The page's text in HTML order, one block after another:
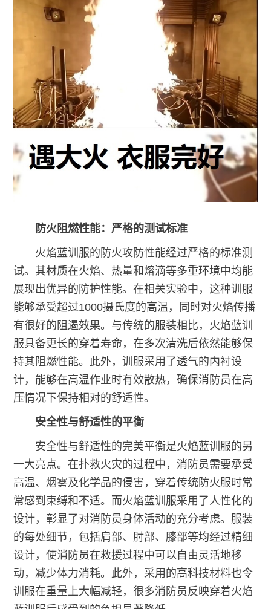
防火阻燃性能：严格的测试标准
火焰蓝训服的防火攻防性能经过严格的标准测
试。其材质在火焰、热量和熔滴等多重环境中均能
展现出优异的防护性能。在相关实验中，这种训服
能够承受超过1000摄氏度的高温，同时对火焰传播
有很好的阻遏效果。与传统的服装相比，火焰蓝训
服具备更长的穿着寿命，在多次清洗后依然能够保
持其阻燃性能。此外，训服采用了透气的内衬设
计，能够在高温作业时有效散热，确保消防员在高
压情况下保持相对的舒适性。
安全性与舒适性的平衡
安全性与舒适性的完美平衡是火焰蓝训服的另
一大亮点。在扑救火灾的过程中，消防员需要承受
高温、烟雾及化学品的侵害，穿着传统防火服时常
常感到束缚和不适。而火焰蓝训服采用了人性化的
设计，彰显了对消防员身体活动的充分考虑。服装
的每处细节，包括肩部、肘部、膝部等均经过精细
设计，使消防员在救援过程中可以自由灵活地移
动，减少体力消耗。此外，采用的高科技材料也令
训服在重量上大幅减轻，很多消防员反映穿着火焰